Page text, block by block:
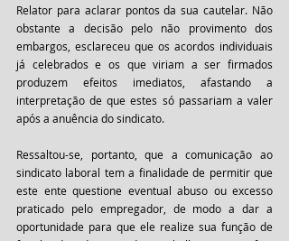
Relator para aclarar pontos da sua cautelar. Não
obstante a decisão pelo não provimento dos
embargos, esclareceu que os acordos individuais
já celebrados e os que viriam a ser firmados
produzem efeitos imediatos, afastando a
interpretação de que estes só passariam a valer
após a anuência do sindicato.
Ressaltou-se, portanto, que a comunicação ao
sindicato laboral tem a finalidade de permitir que
este ente questione eventual abuso ou excesso
praticado pelo empregador, de modo a dar a
oportunidade para que ele realize sua função de